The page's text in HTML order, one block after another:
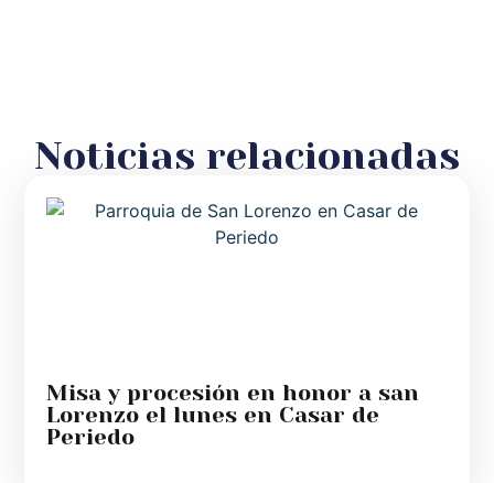
Noticias relacionadas
Misa y procesión en honor a san
Lorenzo el lunes en Casar de
Periedo